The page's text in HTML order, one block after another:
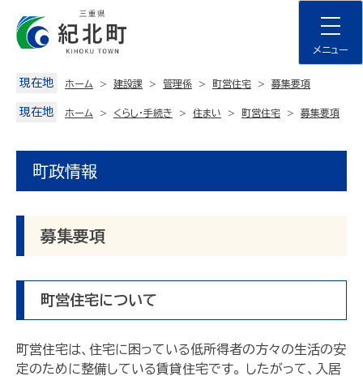
content
メニュー
現在地 ホーム 建設課 管理係 町営住宅 募集要項
現在地 ホーム くらし・手続き 住まい 町営住宅 募集要項
町政情報
募集要項
町営住宅について
町営住宅は、住宅に困っている低所得者の方々の生活の安
定のために整備している賃貸住宅です。 したがって、入居